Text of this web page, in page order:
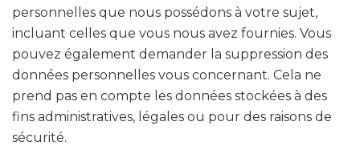
personnelles que nous possédons à votre sujet,
incluant celles que vous nous avez fournies. Vous
pouvez également demander la suppression des
données personnelles vous concernant. Cela ne
prend pas en compte les données stockées à des
fins administratives, légales ou pour des raisons de
sécurité.